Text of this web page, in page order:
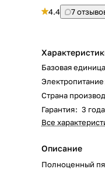
4.4 7
Базовая единица
Электропитание
Страна
Гарантия: 3 года
Все
Описание
Полноценный